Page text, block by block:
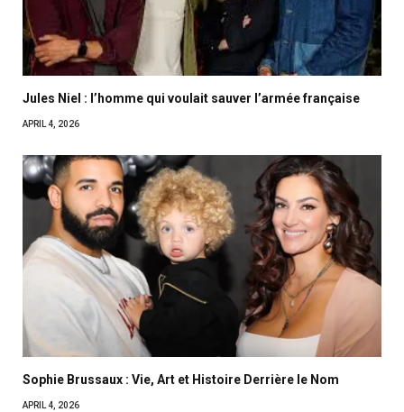
Jules Niel : l’homme qui voulait sauver l’armée française
APRIL 4, 2026
Sophie Brussaux : Vie, Art et Histoire Derrière le Nom
APRIL 4, 2026